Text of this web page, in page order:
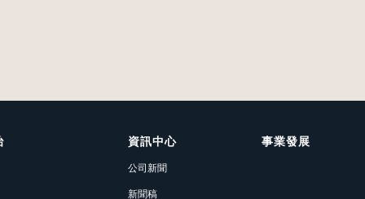
資訊中心
公司新聞
新聞稿
事業發展